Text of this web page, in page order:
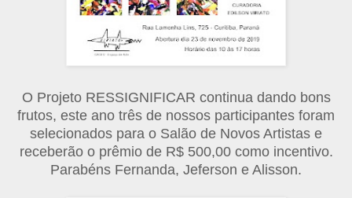
O Projeto RESSIGNIFICAR continua dando bons
frutos, este ano três de nossos participantes foram
selecionados para o Salão de Novos Artistas e
receberão o prêmio de R$ 500,00 como incentivo.
Parabéns Fernanda, Jeferson e Alisson.